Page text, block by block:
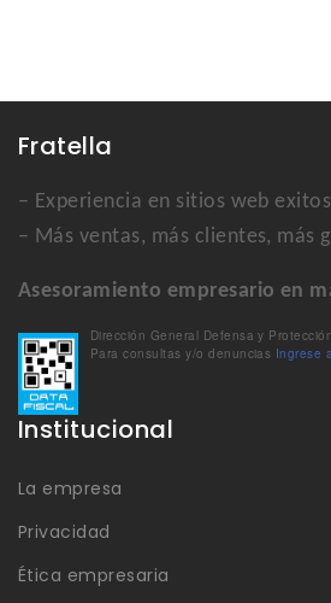
Fratella
– Experiencia en sitios web
– Más ventas, más clientes, más
Asesoramiento empresario en
Dirección General Defensa y
Para consultas y/o denuncias Ingrese
Institucional
La empresa
Privacidad
Ética empresaria